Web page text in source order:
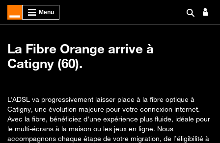
La Fibre Orange arrive à
Catigny (60).
L’ADSL va progressivement laisser place à la fibre optique à
Catigny, une évolution majeure pour votre connexion internet.
Avec la fibre, bénéficiez d’une expérience plus fluide, idéale pour
le multi-écrans à la maison ou les jeux en ligne. Nous
accompagnons chaque étape de votre migration, de l’éligibilité à